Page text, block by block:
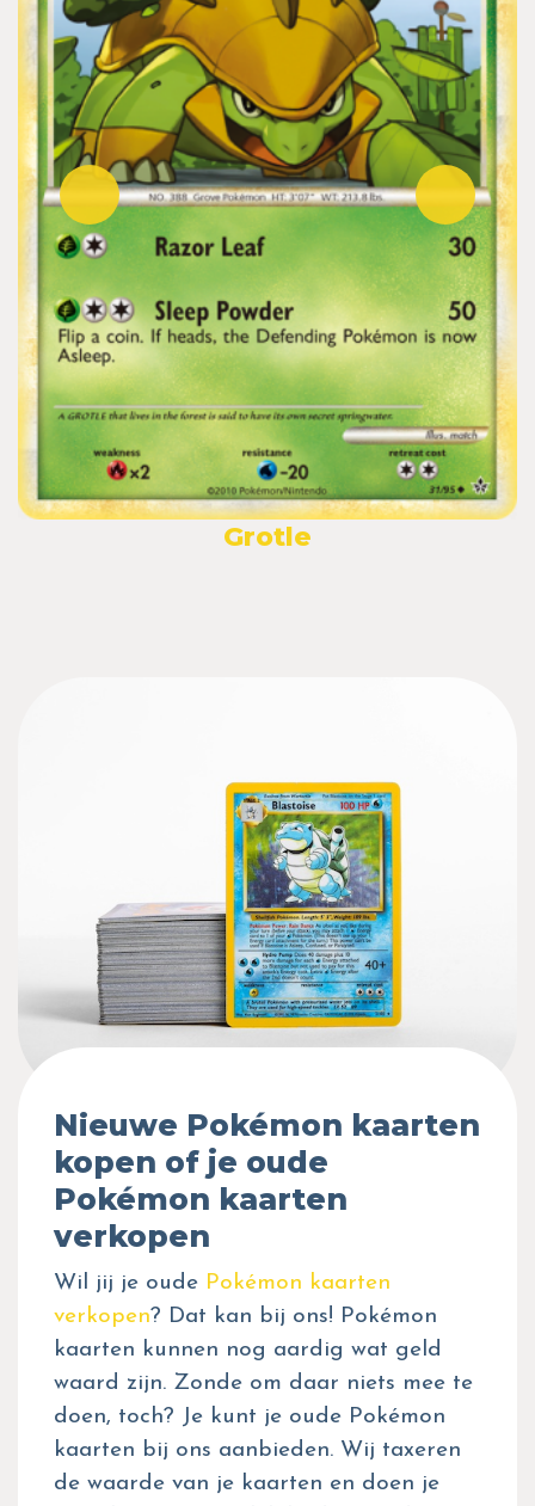
Grotle
Nieuwe Pokémon kaarten
kopen of je oude
Pokémon kaarten
verkopen
Wil jij je oude Pokémon kaarten
verkopen? Dat kan bij ons! Pokémon
kaarten kunnen nog aardig wat geld
waard zijn. Zonde om daar niets mee te
doen, toch? Je kunt je oude Pokémon
kaarten bij ons aanbieden. Wij taxeren
de waarde van je kaarten en doen je